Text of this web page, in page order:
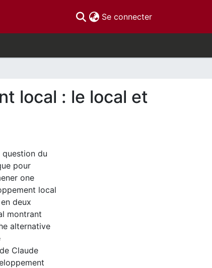
Se connecter(current)
local : le local et
du
pour
one
local
deux
montrant
alternative
Claude